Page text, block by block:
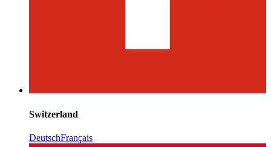
Switzerland
DeutschFrançais